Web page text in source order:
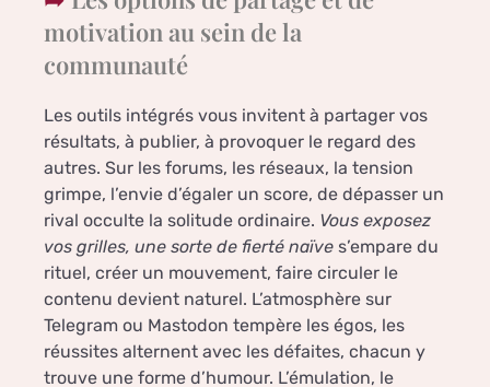
motivation au sein de la
communauté
Les outils intégrés vous invitent à partager vos
résultats, à publier, à provoquer le regard des
autres. Sur les forums, les réseaux, la tension
grimpe, l’envie d’égaler un score, de dépasser un
rival occulte la solitude ordinaire. Vous exposez
vos grilles, une sorte de fierté naïve s’empare du
rituel, créer un mouvement, faire circuler le
contenu devient naturel. L’atmosphère sur
Telegram ou Mastodon tempère les égos, les
réussites alternent avec les défaites, chacun y
trouve une forme d’humour. L’émulation, le